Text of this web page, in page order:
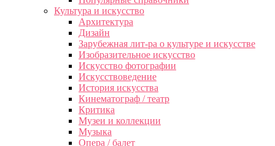
Культура и искусство
Архитектура
Дизайн
Зарубежная лит-ра о культуре и искусстве
Изобразительное искусство
Искусство фотографии
Искусствоведение
История искусства
Кинематограф / театр
Критика
Музеи и коллекции
Музыка
Опера / балет